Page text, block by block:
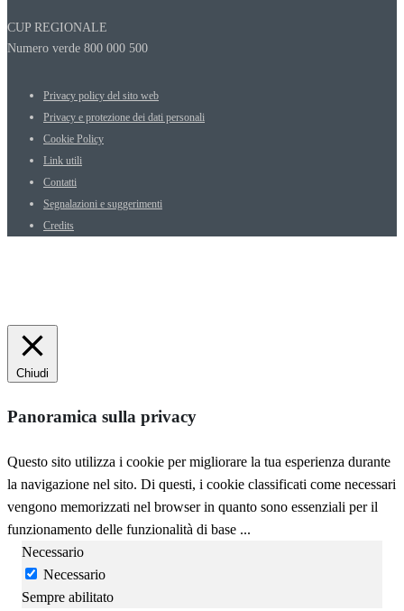
CUP REGIONALE
Numero verde 800 000 500
Privacy policy del sito web
Privacy e protezione dei dati personali
Cookie Policy
Link utili
Contatti
Segnalazioni e suggerimenti
Credits
Chiudi
Panoramica sulla privacy
Questo sito utilizza i cookie per migliorare la tua esperienza durante
la navigazione nel sito. Di questi, i cookie classificati come necessari
vengono memorizzati nel browser in quanto sono essenziali per il
funzionamento delle funzionalità di base ...
Necessario
Necessario
Sempre abilitato